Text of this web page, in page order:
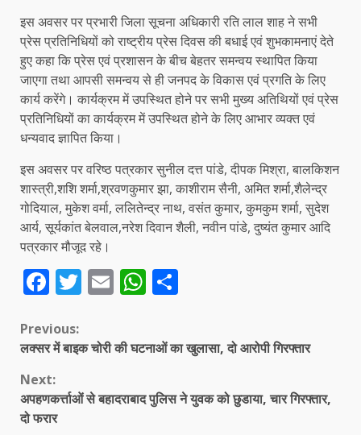
इस अवसर पर प्रभारी जिला सूचना अधिकारी रति लाल शाह ने सभी
प्रेस प्रतिनिधियों को राष्ट्रीय प्रेस दिवस की बधाई एवं शुभकामनाएं देते
हुए कहा कि प्रेस एवं प्रशासन के बीच बेहतर समन्वय स्थापित किया
जाएगा तथा आपसी समन्वय से ही जनपद के विकास एवं प्रगति के लिए
कार्य करेंगे। कार्यक्रम में उपस्थित होने पर सभी मुख्य अतिथियों एवं प्रेस
प्रतिनिधियों का कार्यक्रम में उपस्थित होने के लिए आभार व्यक्त एवं
धन्यवाद ज्ञापित किया।
इस अवसर पर वरिष्ठ पत्रकार सुनील दत्त पांडे, दीपक मिश्रा, बालकिशन
शास्त्री,शशि शर्मा,श्रवणकुमार झा, काशीराम सैनी, अमित शर्मा,शैलेन्द्र
गोदियाल, मुकेश वर्मा, ललितेन्द्र नाथ, वसंत कुमार, कुमकुम शर्मा, सुदेश
आर्य, सूर्यकांत बेलवाल,नरेश दिवान शैली, नवीन पांडे, दुष्यंत कुमार आदि
पत्रकार मौजूद रहे।
Facebook
Twitter
EmailWhatsApp
Continue
Reading
Previous:
लक्सर में बाइक चोरी की घटनाओं का खुलासा, दो आरोपी गिरफ्तार
Next:
अपहणकर्त्ताओं से बहादराबाद पुलिस ने युवक को छुडाया, चार गिरफ्तार,
दो फरार